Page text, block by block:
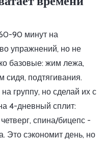
90 минут на
упражнений, но не
базовые: жим лежа,
сидя, подтягивания.
группу, но сделай их с
4-дневный сплит:
спина/бицепс -
Это сэкономит день, но